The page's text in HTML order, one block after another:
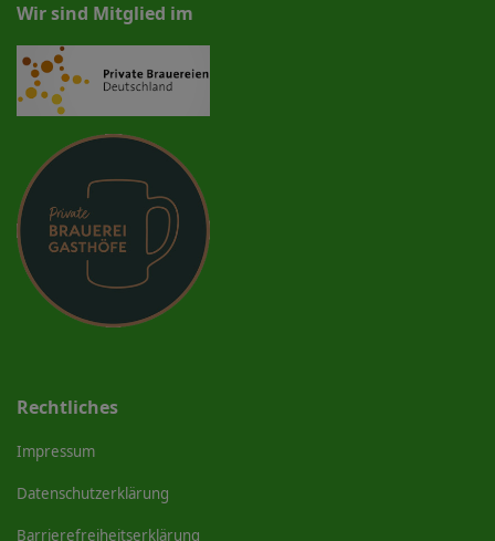
Wir sind Mitglied im
Rechtliches
Impressum
Datenschutzerklärung
Barrierefreiheitserklärung